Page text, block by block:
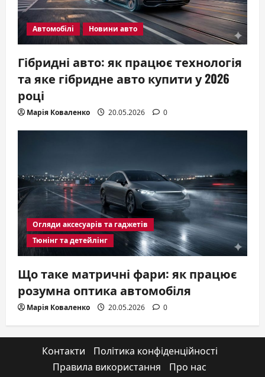
Автомобілі Новини авто
Гібридні авто: як працює технологія
та яке гібридне авто купити у 2026
році
Марія Коваленко 20.05.2026 0
Огляди аксесуарів та гаджетів
Тюнінг та детейлінг
Що таке матричні фари: як працює
розумна оптика автомобіля
Марія Коваленко 20.05.2026 0
Контакти
Політика конфіденційності
Правила використання
Про нас